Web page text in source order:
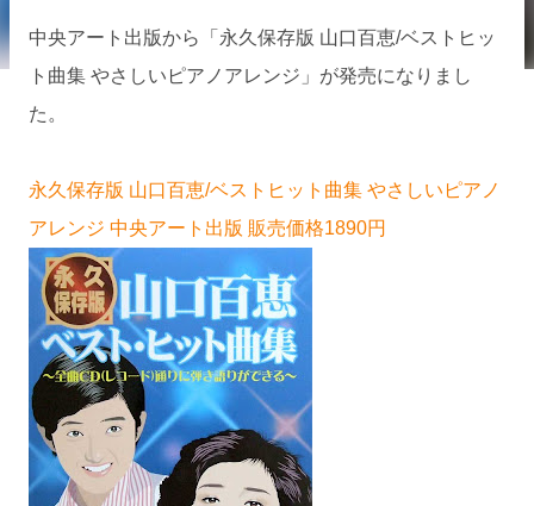
中央アート出版から「永久保存版 山口百恵/ベストヒッ
ト曲集 やさしいピアノアレンジ」が発売になりまし
た。
永久保存版 山口百恵/ベストヒット曲集 やさしいピアノ
アレンジ 中央アート出版 販売価格1890円